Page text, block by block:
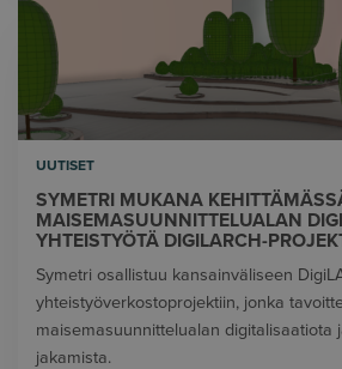
UUTISET
SYMETRI MUKANA
MAISEMASUUNNITTELUALAN
YHTEISTYÖTÄ DIGILARCH-
Symetri osallistuu kansainväliseen
yhteistyöverkostoprojektiin, jonka
maisemasuunnittelualan digitalisaatiota
jakamista.